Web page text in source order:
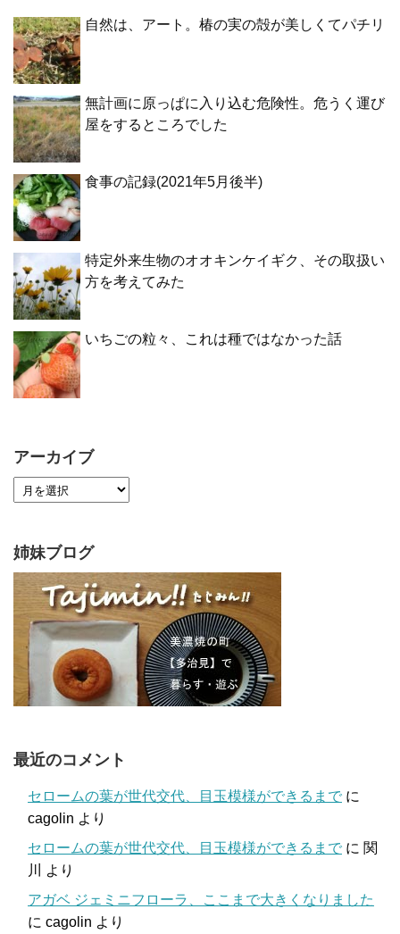
自然は、アート。椿の実の殻が美しくてパチリ
無計画に原っぱに入り込む危険性。危うく運び
屋をするところでした
食事の記録(2021年5月後半)
特定外来生物のオオキンケイギク、その取扱い
方を考えてみた
いちごの粒々、これは種ではなかった話
アーカイブ
姉妹ブログ
最近のコメント
セロームの葉が世代交代、目玉模様ができるまで に
cagolin より
セロームの葉が世代交代、目玉模様ができるまで に 関
川
より
アガベ ジェミニフローラ、ここまで大きくなりました
に cagolin より